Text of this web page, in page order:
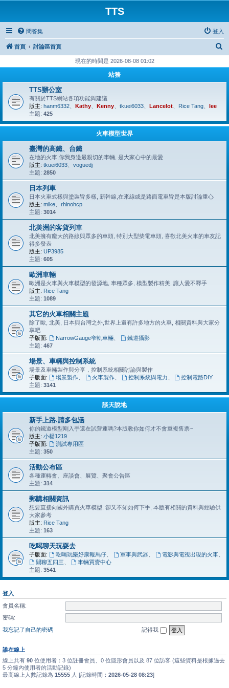
TTS
問答集 登入
首頁 討論區首頁
現在的時間是 2026-08-08 01:02
站務
TTS辦公室
有關於TTS網站各項功能與建議
版主: hanm6332 Kathy Kenny tkuei6033 Lancelot Rice Tang
lee
主題: 425
火車模型世界
臺灣的高鐵、台鐵
在地的火車,你我身邊最親切的車輛, 是大家心中的最愛
版主: tkuei6033
voguedj
主題: 2850
日本列車
日本火車式樣與塗裝皆多樣, 新幹線,在來線或是路面電車皆是本版討論重心
版主: mike
rhinohcp
主題: 3014
北美洲的客貨列車
北美擁有龐大的路線與眾多的車頭, 特別大型柴電車頭, 喜歡北美火車的車友記
得多發表
版主: UP3985
主題: 605
歐洲車輛
歐洲是火車與火車模型的發源地, 車種眾多, 模型製作精美, 讓人愛不釋手
版主: Rice Tang
主題: 1089
其它的火車相關主題
除了歐, 北美, 日本與台灣之外,世界上還有許多地方的火車, 相關資料與大家分
享吧
子版面:
NarrowGauge窄軌車輛、
鐵道攝影
主題: 467
場景、車輛與控制系統
場景及車輛製作與分享，控制系統相關討論與製作
子版面:
場景製作、 火車製作、 控制系統與電力
控制電路DIY
主題: 3141
談天說地
新手上路.請多包涵
你的鐵道模型剛入手還在試營運嗎?本版教你如何才不會重複售票~
版主: 小楊1219
子版面:
測試專用區
主題: 350
活動公布區
各種運轉會、座談會、展覽、聚會公告區
主題: 314
郵購相關資訊
想要直接向國外購買火車模型, 卻又不知如何下手, 本版有相關的資料與經驗供
大家參考
版主: Rice Tang
主題: 163
吃喝聊天玩耍去
子版面: 吃喝玩樂好康報馬仔、 軍事與武器、 電影與電視出現的火車、
閒聊五四三
車輛買賣中心
主題: 3541
登入
會員名稱:
密碼:
我忘記了自己的密碼
記得我
誰在線上
線上共有 90 位使用者：3 位註冊會員、0 位隱形會員以及 87 位訪客 (這些資料是根據過去
5 分鐘內使用者的活動記錄)
最高線上人數記錄為 15555 人 [記錄時間： 2026-05-28 08:23]